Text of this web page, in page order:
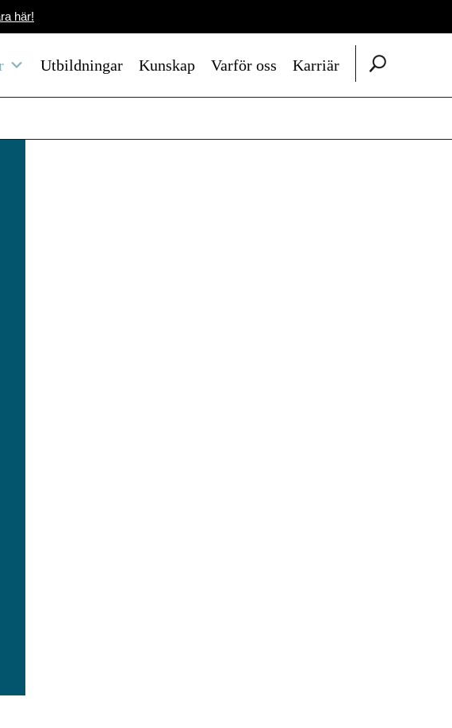
här!
Utbildningar Kunskap Varför oss Karriär